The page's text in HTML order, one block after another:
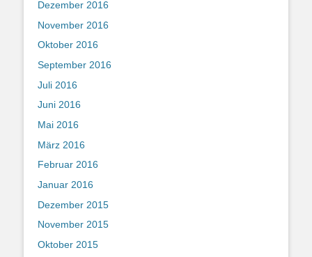
Dezember 2016
November 2016
Oktober 2016
September 2016
Juli 2016
Juni 2016
Mai 2016
März 2016
Februar 2016
Januar 2016
Dezember 2015
November 2015
Oktober 2015